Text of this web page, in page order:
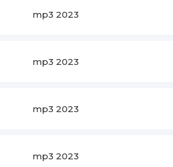
mp3 2023
mp3 2023
mp3 2023
mp3 2023